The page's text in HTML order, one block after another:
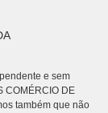
e sem
COMÉRCIO DE
também que não